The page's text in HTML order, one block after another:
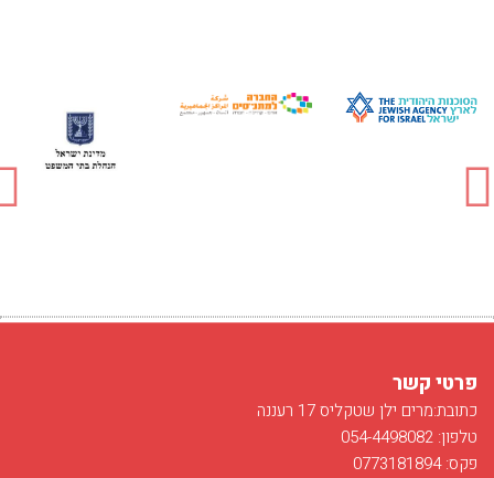
פרטי קשר
כתובת:מרים ילן שטקליס 17 רעננה
טלפון: 054-4498082
פקס: 0773181894